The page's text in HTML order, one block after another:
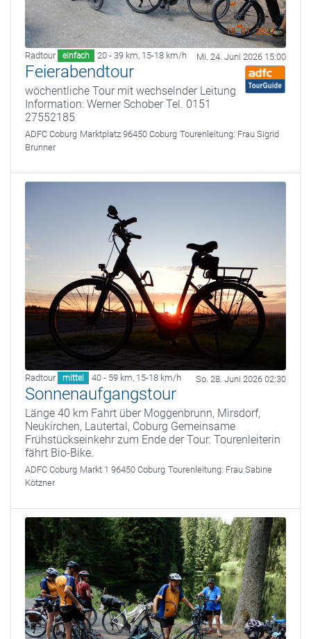
Radtour einfach 20 - 39 km, 15-18 km/h Mi. 24. Juni 2026 15:00
Feierabendtour
wöchentliche Tour mit wechselnder Leitung
Information: Werner Schober Tel. 0151
27552185
ADFC Coburg Marktplatz 96450 Coburg Tourenleitung: Frau Sigrid
Brunner
Radtour mittel 40 - 59 km, 15-18 km/h So. 28. Juni 2026 02:30
Sonnenaufgangstour
Länge 40 km Fahrt über Moggenbrunn, Mirsdorf,
Neukirchen, Lautertal, Coburg Gemeinsame
Frühstückseinkehr zum Ende der Tour. Tourenleiterin
fährt Bio-Bike.
ADFC Coburg Markt 1 96450 Coburg Tourenleitung: Frau Sabine
Kötzner